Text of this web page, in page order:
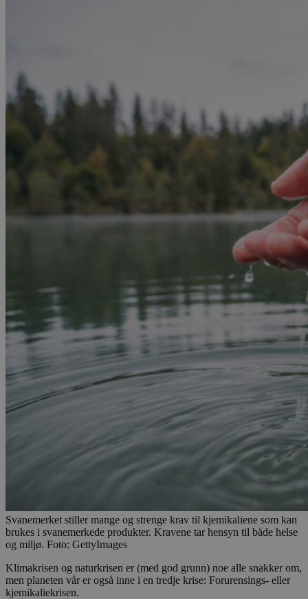
Svanemerket stiller mange og strenge krav til kjemikaliene som kan
brukes i svanemerkede produkter. Kravene tar hensyn til både helse
og miljø. Foto: GettyImages
Klimakrisen og naturkrisen er (med god grunn) noe alle snakker om,
men planeten vår er også inne i en tredje krise: Forurensings- eller
kjemikaliekrisen.